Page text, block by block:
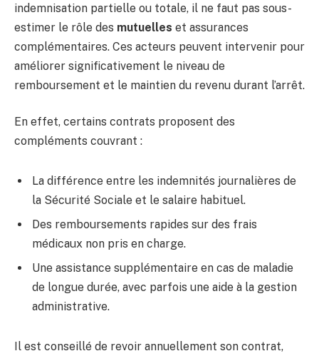
indemnisation partielle ou totale, il ne faut pas sous-
estimer le rôle des mutuelles et assurances
complémentaires. Ces acteurs peuvent intervenir pour
améliorer significativement le niveau de
remboursement et le maintien du revenu durant l’arrêt.
En effet, certains contrats proposent des
compléments couvrant :
La différence entre les indemnités journalières de
la Sécurité Sociale et le salaire habituel.
Des remboursements rapides sur des frais
médicaux non pris en charge.
Une assistance supplémentaire en cas de maladie
de longue durée, avec parfois une aide à la gestion
administrative.
Il est conseillé de revoir annuellement son contrat,